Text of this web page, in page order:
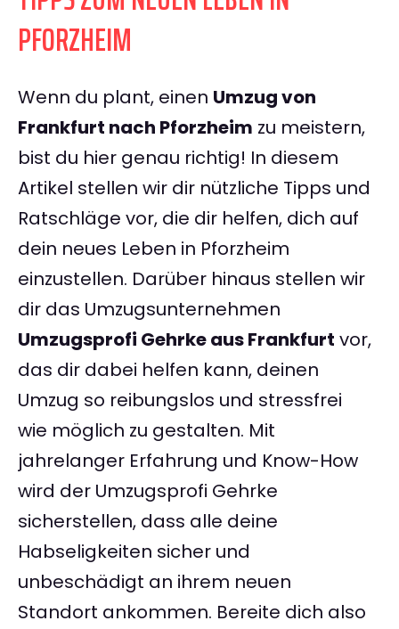
PFORZHEIM
Wenn du plant, einen Umzug von
Frankfurt nach Pforzheim zu meistern,
bist du hier genau richtig! In diesem
Artikel stellen wir dir nützliche Tipps und
Ratschläge vor, die dir helfen, dich auf
dein neues Leben in Pforzheim
einzustellen. Darüber hinaus stellen wir
dir das Umzugsunternehmen
Umzugsprofi Gehrke aus Frankfurt vor,
das dir dabei helfen kann, deinen
Umzug so reibungslos und stressfrei
wie möglich zu gestalten. Mit
jahrelanger Erfahrung und Know-How
wird der Umzugsprofi Gehrke
sicherstellen, dass alle deine
Habseligkeiten sicher und
unbeschädigt an ihrem neuen
Standort ankommen. Bereite dich also